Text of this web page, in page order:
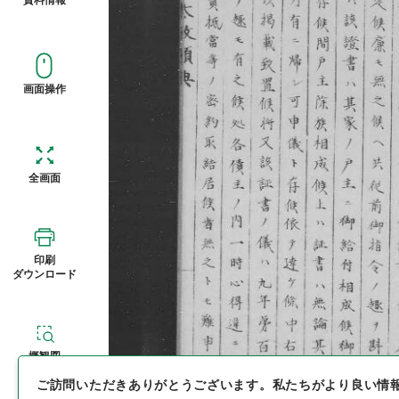
画面操作
全画面
印刷
ダウンロード
概観図
ご訪問いただきありがとうございます。 私たちがより良い情